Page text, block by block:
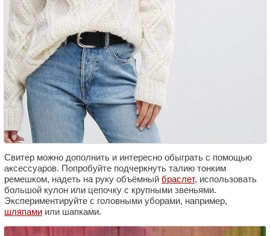
Свитер можно дополнить и интересно обыграть с помощью
аксессуаров. Попробуйте подчеркнуть талию тонким
ремешком, надеть на руку объёмный браслет, использовать
большой кулон или цепочку с крупными звеньями.
Экспериментируйте с головными уборами, например,
шляпами или шапками.